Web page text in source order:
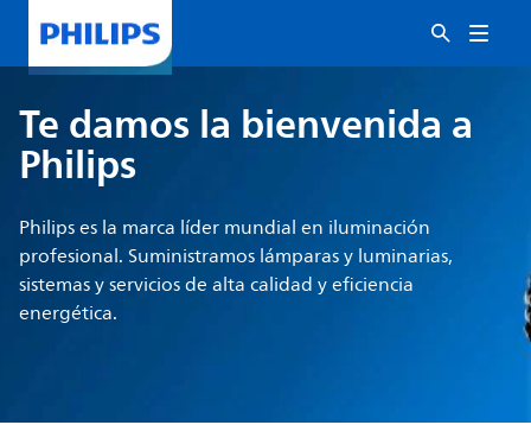
Te damos la bienvenida a
Philips
Philips es la marca líder mundial en iluminación
profesional. Suministramos lámparas y luminarias,
sistemas y servicios de alta calidad y eficiencia
energética.